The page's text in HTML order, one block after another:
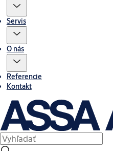
Servis
O nás
Referencie
Kontakt